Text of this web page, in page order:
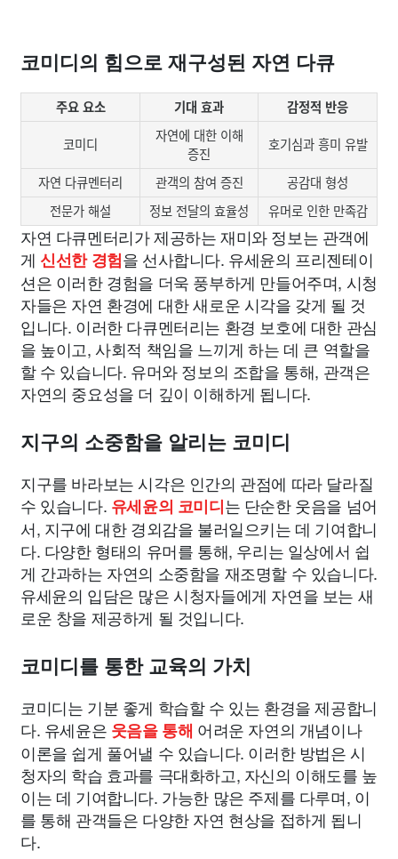
코미디의 힘으로 재구성된 자연 다큐
주요 요소 기대 효과 감정적 반응
코미디
자연에 대한 이해
증진
호기심과 흥미 유발
자연 다큐멘터리 관객의 참여 증진
공감대 형성
전문가 해설
정보 전달의 효율성 유머로 인한 만족감
자연 다큐멘터리가 제공하는 재미와 정보는 관객에
게 신선한 경험을 선사합니다. 유세윤의 프리젠테이
션은 이러한 경험을 더욱 풍부하게 만들어주며, 시청
자들은 자연 환경에 대한 새로운 시각을 갖게 될 것
입니다. 이러한 다큐멘터리는 환경 보호에 대한 관심
을 높이고, 사회적 책임을 느끼게 하는 데 큰 역할을
할 수 있습니다. 유머와 정보의 조합을 통해, 관객은
자연의 중요성을 더 깊이 이해하게 됩니다.
지구의 소중함을 알리는 코미디
지구를 바라보는 시각은 인간의 관점에 따라 달라질
수 있습니다. 유세윤의 코미디는 단순한 웃음을 넘어
서, 지구에 대한 경외감을 불러일으키는 데 기여합니
다. 다양한 형태의 유머를 통해, 우리는 일상에서 쉽
게 간과하는 자연의 소중함을 재조명할 수 있습니다.
유세윤의 입담은 많은 시청자들에게 자연을 보는 새
로운 창을 제공하게 될 것입니다.
코미디를 통한 교육의 가치
코미디는 기분 좋게 학습할 수 있는 환경을 제공합니
다. 유세윤은 웃음을 통해 어려운 자연의 개념이나
이론을 쉽게 풀어낼 수 있습니다. 이러한 방법은 시
청자의 학습 효과를 극대화하고, 자신의 이해도를 높
이는 데 기여합니다. 가능한 많은 주제를 다루며, 이
를 통해 관객들은 다양한 자연 현상을 접하게 됩니
다.